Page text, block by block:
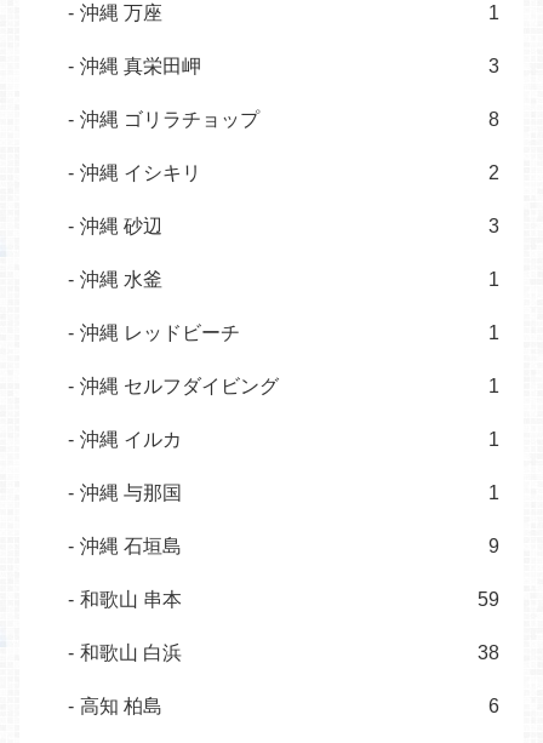
沖縄 万座 1
沖縄 真栄田岬 3
沖縄 ゴリラチョップ 8
沖縄 イシキリ 2
沖縄 砂辺 3
沖縄 水釜 1
沖縄 レッドビーチ 1
沖縄 セルフダイビング 1
沖縄 イルカ 1
沖縄 与那国 1
沖縄 石垣島 9
和歌山 串本 59
和歌山 白浜 38
高知 柏島 6